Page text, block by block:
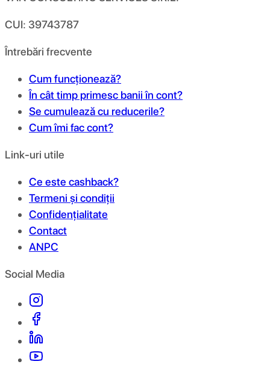
CUI: 39743787
Întrebări frecvente
Cum funcționează?
În cât timp primesc banii în cont?
Se cumulează cu reducerile?
Cum îmi fac cont?
Link-uri utile
Ce este cashback?
Termeni și condiții
Confidențialitate
Contact
ANPC
Social Media